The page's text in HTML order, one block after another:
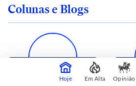
Colunas e Blogs
Hoje Em Alta Opinião